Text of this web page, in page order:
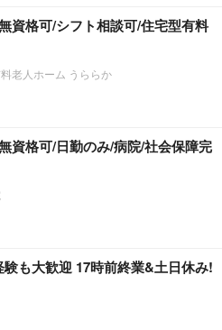
資格可/シフト相談可/住宅型有料
老人ホーム うららか
資格可/日勤のみ/病院/社会保障完
も大歓迎 17時前終業&土日休み!